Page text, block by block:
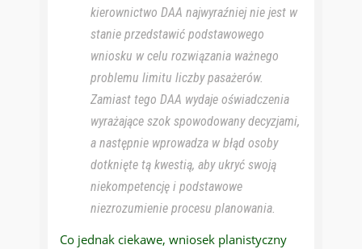
kierownictwo DAA najwyraźniej nie jest w
stanie przedstawić podstawowego
wniosku w celu rozwiązania ważnego
problemu limitu liczby pasażerów.
Zamiast tego DAA wydaje oświadczenia
wyrażające szok spowodowany decyzjami,
a następnie wprowadza w błąd osoby
dotknięte tą kwestią, aby ukryć swoją
niekompetencję i podstawowe
niezrozumienie procesu planowania.
Co jednak ciekawe, wniosek planistyczny